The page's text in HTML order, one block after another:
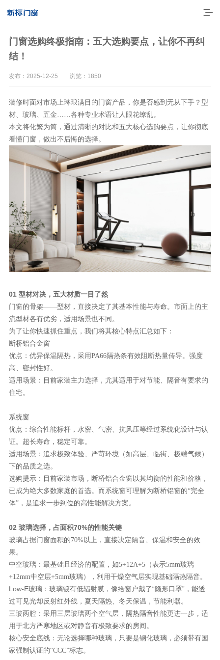
高端门窗
一体化产品
门窗实力派
理想生活
新视界
新标赋能中心
加盟合作
品牌资讯
新标铝业
门窗选购终极指南：五大选购要点，让你不再纠
结！
发布：2025-12-25 浏览：1850
装修时面对市场上琳琅满目的门窗产品，你是否感到无从下手？ 型
材、玻璃、五金……各种专业术语让人眼花缭乱。
本文将化繁为简，通过清晰的对比和五大核心选购要点，让你彻底
看懂门窗，做出不后悔的选择。
01 型材对决，五大材质一目了然
门窗的骨架——型材，直接决定了其基本性能与寿命。市面上的主
流型材各有优劣，适用场景也不同。
为了让你快速抓住重点，我们将其核心特点汇总如下：
断桥铝合金窗
优点： 优异保温隔热，采用PA66隔热条有效阻断热量传导。强度
高、密封性好。
适用场景：目前家装主力选择，尤其适用于对节能、隔音有要求的
住宅。
系统窗
优点：综合性能标杆，水密、气密、抗风压等经过系统化设计与认
证。超长寿命，稳定可靠。
适用场景：追求极致体验、严苛环境（如高层、临街、极端气候）
下的品质之选。
选购提示：目前家装市场，断桥铝合金窗以其均衡的性能和价格，
已成为绝大多数家庭的首选。而系统窗可理解为断桥铝窗的“完全
体”，是追求一步到位的高性能解决方案。
02 玻璃选择，占面积70%的性能关键
玻璃占据门窗面积的70%以上，直接决定隔音、保温和安全的效
果。
中空玻璃：最基础且经济的配置，如5+12A+5（表示5mm玻璃
+12mm中空层+5mm玻璃），利用干燥空气层实现基础隔热隔音。
Low-E玻璃：玻璃镀有低辐射膜，像给窗户戴了“隐形口罩”，能透
过可见光却反射红外线，夏天隔热、冬天保温，节能利器。
三玻两腔：采用三层玻璃两个空气层，隔热隔音性能更进一步，适
用于北方严寒地区或对静音有极致要求的房间。
核心安全底线：无论选择哪种玻璃，只要是钢化玻璃，必须带有国
家强制认证的“CCC”标志。